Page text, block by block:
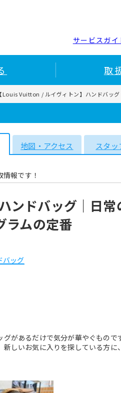
サービスガイ
取
【Louis Vuitton / ルイヴィトン】ハンドバッ
地図・アクセス スタッ
報です！
ンドバッグ｜日常
ラムの定番
バッグ
があるだけで気分が華やぐもので
しいお気に入りを探している方に